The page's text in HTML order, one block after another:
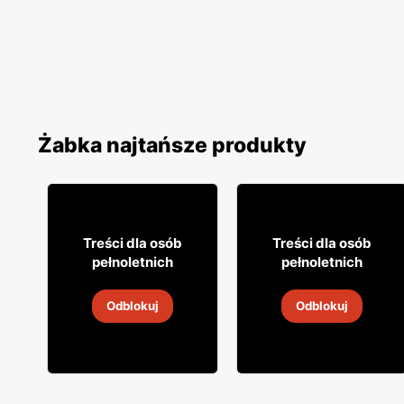
Żabka najtańsze produkty
19 99
18 sie 2026
Treści dla osób
pełnoletnich
Odblokuj
29 99
18 sie 2026
Treści dla osób
pełnoletnich
Odblokuj